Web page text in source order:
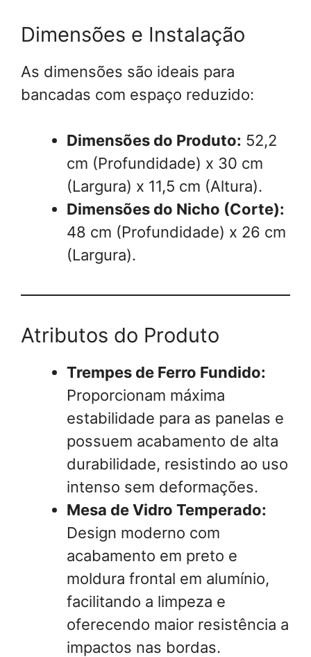
Dimensões e Instalação
As dimensões são ideais para
bancadas com espaço reduzido:
Dimensões do Produto: 52,2
cm (Profundidade) x 30 cm
(Largura) x 11,5 cm (Altura).
Dimensões do Nicho (Corte):
48 cm (Profundidade) x 26 cm
(Largura).
Atributos do Produto
Trempes de Ferro Fundido:
Proporcionam máxima
estabilidade para as panelas e
possuem acabamento de alta
durabilidade, resistindo ao uso
intenso sem deformações.
Mesa de Vidro Temperado:
Design moderno com
acabamento em preto e
moldura frontal em alumínio,
facilitando a limpeza e
oferecendo maior resistência a
impactos nas bordas.